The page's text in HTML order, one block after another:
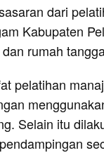
dari
Kabupaten
rumah
pelatihan
Selain itu